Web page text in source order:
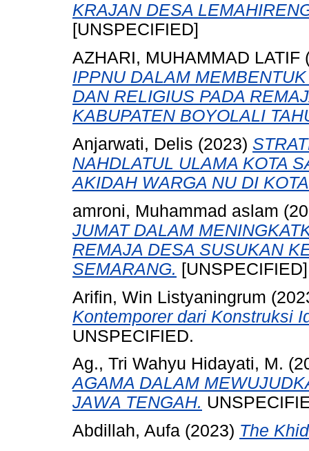
KRAJAN DESA
[UNSPECIFIED]
AZHARI, MUHAMMAD LATIF
IPPNU DALAM
DAN RELIGIUS PADA
KABUPATEN BOYOLALI
Anjarwati, Delis (2023)
NAHDLATUL ULAMA KOTA
AKIDAH WARGA NU DI
amroni, Muhammad aslam
JUMAT DALAM
REMAJA DESA SUSUKAN
SEMARANG. [UNSPECIFIED]
Arifin, Win Listyaningrum
Kontemporer dari Konstruksi
UNSPECIFIED.
Ag., Tri Wahyu Hidayati, M.
AGAMA DALAM
JAWA TENGAH.
Abdillah, Aufa (2023) The